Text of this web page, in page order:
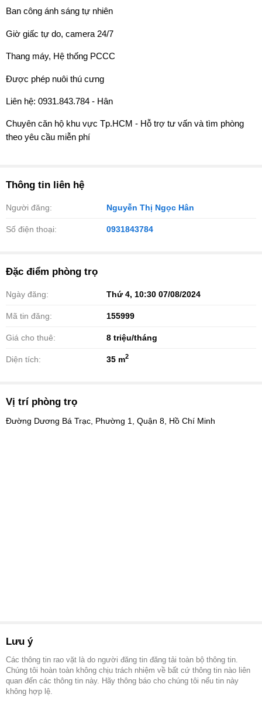
Ban công ánh sáng tự nhiên
Giờ giấc tự do, camera 24/7
Thang máy, Hệ thống PCCC
Được phép nuôi thú cưng
Liên hệ: 0931.843.784 - Hân
Chuyên căn hộ khu vực Tp.HCM - Hỗ trợ tư vấn và tìm phòng
theo yêu cầu miễn phí
Thông tin liên hệ
Người đăng: Nguyễn Thị Ngọc Hân
Số điện thoại: 0931843784
Đặc điểm phòng trọ
Ngày đăng: Thứ 4, 10:30 07/08/2024
Mã tin đăng: 155999
Giá cho thuê: 8 triệu/tháng
Diện tích: 35 m2
Vị trí phòng trọ
Đường Dương Bá Trạc, Phường 1, Quận 8, Hồ Chí Minh
Lưu ý
Các thông tin rao vặt là do người đăng tin đăng tải toàn bộ thông tin.
Chúng tôi hoàn toàn không chịu trách nhiệm về bất cứ thông tin nào liên
quan đến các thông tin này. Hãy thông báo cho chúng tôi nếu tin này
không hợp lệ.